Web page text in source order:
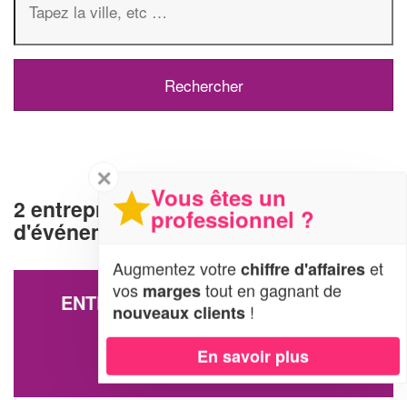
2 entreprises d'organisation
d'événements à Sauveterre (30150)
ENTREPRISE DA SILVA ALMEIDA
RAFAEL
134 Rue Du Change
30150 Sauveterre
✕
Vous êtes un
professionnel ?
Augmentez votrechiffre d'affaireset
vos margestout en gagnant de
nouveaux clients !
En savoir plus